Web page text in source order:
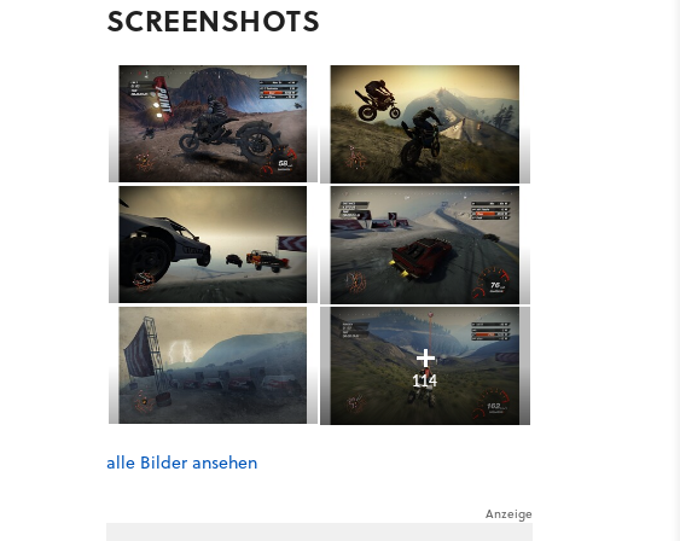
SCREENSHOTS
114
alle Bilder ansehen